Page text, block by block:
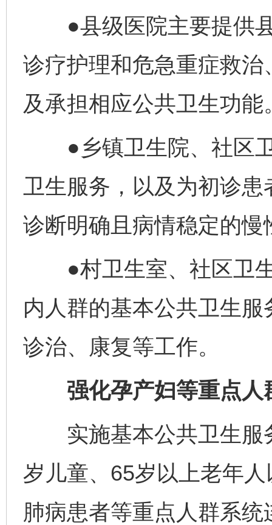
●县级医院主要提供县
诊疗护理和危急重症救
及承担相应公共卫生功能
●乡镇卫生院、社区卫
卫生服务，以及为初诊
诊断明确且病情稳定的
●村卫生室、社区卫生
内人群的基本公共卫生
诊治、康复等工作。
强化孕产妇等重点人
实施基本公共卫生服
岁儿童、65岁以上老年
肺病患者等重点人群系